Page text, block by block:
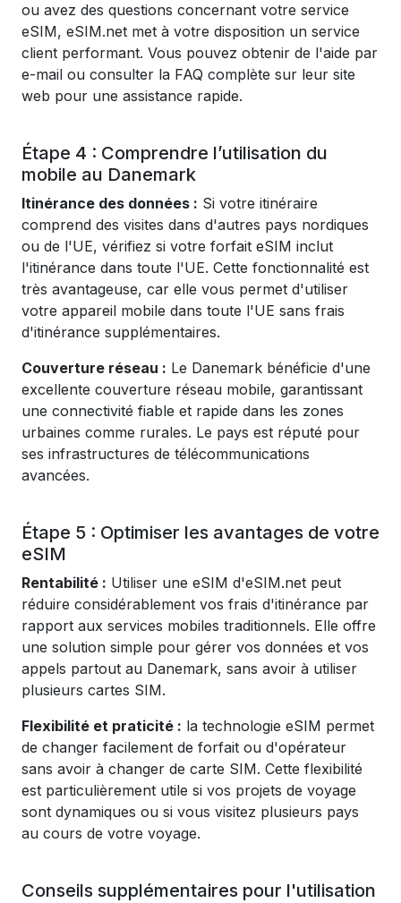
ou avez des questions concernant votre service
eSIM, eSIM.net met à votre disposition un service
client performant. Vous pouvez obtenir de l'aide par
e-mail ou consulter la FAQ complète sur leur site
web pour une assistance rapide.
Étape 4 : Comprendre l’utilisation du
mobile au Danemark
Itinérance des données : Si votre itinéraire
comprend des visites dans d'autres pays nordiques
ou de l'UE, vérifiez si votre forfait eSIM inclut
l'itinérance dans toute l'UE. Cette fonctionnalité est
très avantageuse, car elle vous permet d'utiliser
votre appareil mobile dans toute l'UE sans frais
d'itinérance supplémentaires.
Couverture réseau : Le Danemark bénéficie d'une
excellente couverture réseau mobile, garantissant
une connectivité fiable et rapide dans les zones
urbaines comme rurales. Le pays est réputé pour
ses infrastructures de télécommunications
avancées.
Étape 5 : Optimiser les avantages de votre
eSIM
Rentabilité : Utiliser une eSIM d'eSIM.net peut
réduire considérablement vos frais d'itinérance par
rapport aux services mobiles traditionnels. Elle offre
une solution simple pour gérer vos données et vos
appels partout au Danemark, sans avoir à utiliser
plusieurs cartes SIM.
Flexibilité et praticité : la technologie eSIM permet
de changer facilement de forfait ou d'opérateur
sans avoir à changer de carte SIM. Cette flexibilité
est particulièrement utile si vos projets de voyage
sont dynamiques ou si vous visitez plusieurs pays
au cours de votre voyage.
Conseils supplémentaires pour l'utilisation